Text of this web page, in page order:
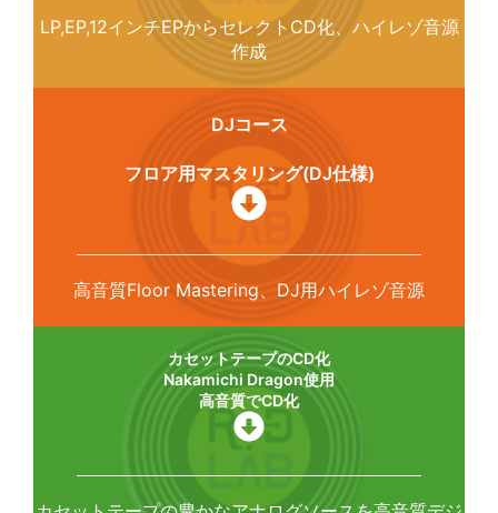
LP,EP,12インチEPからセレクトCD化、ハイレゾ音源
作成
DJコース
フロア用マスタリング(DJ仕様)
高音質Floor Mastering、DJ用ハイレゾ音源
カセットテープのCD化
Nakamichi Dragon使用
高音質でCD化